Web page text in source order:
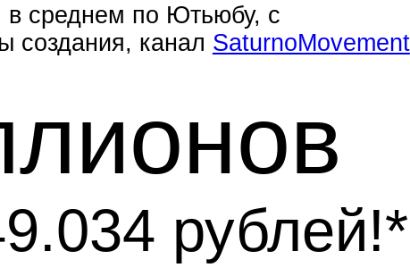
в среднем по Ютьюбу, с
создания, канал SaturnoMovement
рублей!*